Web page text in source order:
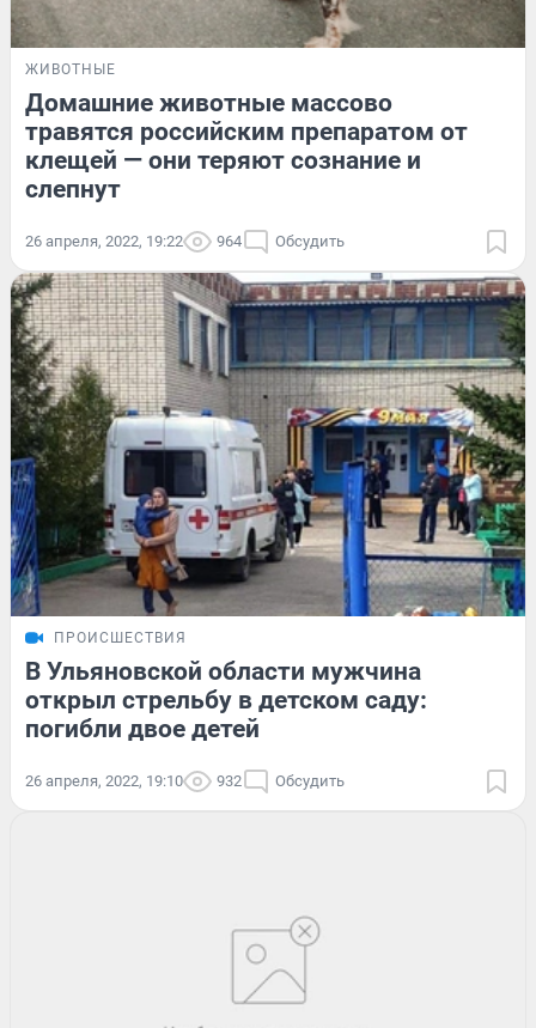
ЖИВОТНЫЕ
Домашние животные массово
травятся российским препаратом от
клещей — они теряют сознание и
слепнут
26 апреля, 2022, 19:22 964 Обсудить
ПРОИСШЕСТВИЯ
В Ульяновской области мужчина
открыл стрельбу в детском саду:
погибли двое детей
26 апреля, 2022, 19:10 932 Обсудить